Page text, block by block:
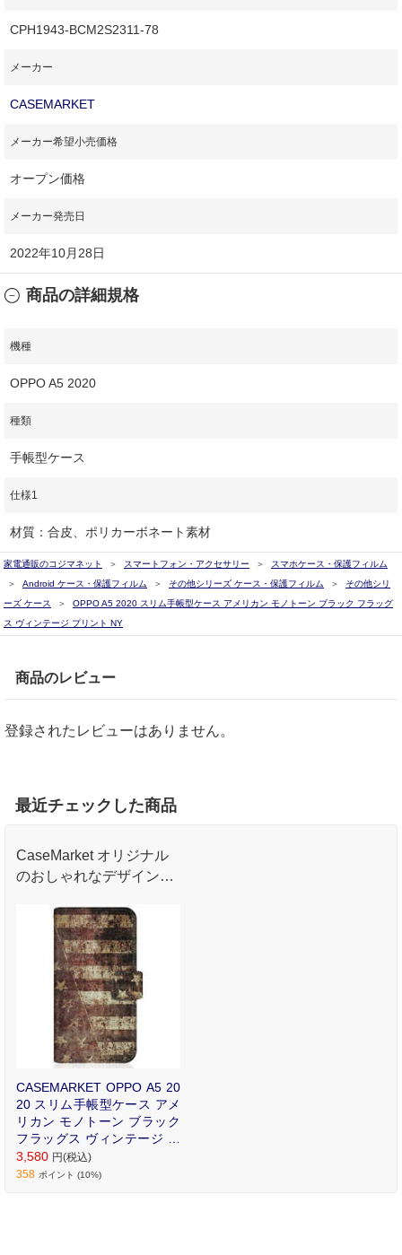
CPH1943-BCM2S2311-78
メーカー
CASEMARKET
メーカー希望小売価格
オープン価格
メーカー発売日
2022年10月28日
商品の詳細規格
機種
OPPO A5 2020
種類
手帳型ケース
仕様1
材質：合皮、ポリカーボネート素材
家電通販のコジマネット スマートフォン・アクセサリー
スマホケース・保護フィルム
Android ケース・保護フィルム
その他シリーズ ケース・保護フィルム
その他シリ
ーズ ケース
OPPO A5 2020 スリム手帳型ケース アメリカン モノトーン ブラック フラッグ
ス ヴィンテージ プリント NY
商品のレビュー
登録されたレビューはありません。
最近チェックした商品
CaseMarket オリジナル
のおしゃれなデザインプ
ル手帳型ケース。
CASEMARKET OPPO A5 20
20 スリム手帳型ケース アメ
リカン モノトーン ブラック
フラッグス ヴィンテージ プ
リント NY CPH1943-BCM2S
2311-78
3,580 円(税込)
358 ポイント (10%)